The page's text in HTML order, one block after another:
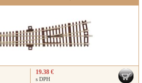
19.38 €
s DPH